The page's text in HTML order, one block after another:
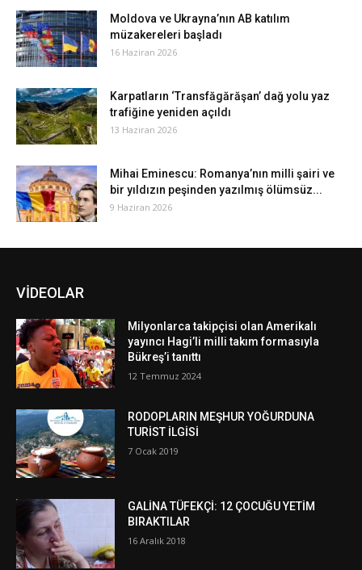
Moldova ve Ukrayna’nın AB katılım
müzakereleri başladı
16 Haziran 2026
Karpatların ‘Transfăgărăşan’ dağ yolu yaz
trafiğine yeniden açıldı
13 Haziran 2026
Mihai Eminescu: Romanya’nın milli şairi ve
bir yıldızın peşinden yazılmış ölümsüz...
9 Haziran 2026
VİDEOLAR
Milyonlarca takipçisi olan Amerikalı
yayıncı Hagi’li milli takım formasıyla
Bükreş’i tanıttı
12 Temmuz 2024
RODOPLARIN MEŞHUR YOĞURDUNA
TURİST İLGİSİ
7 Ocak 2019
GALİNA TÜFEKÇİ: 12 ÇOCUĞU YETİM
BIRAKTILAR
16 Aralık 2018